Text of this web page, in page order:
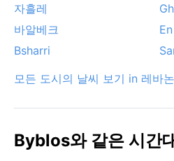
자흘레
바알베크
Bsharri
모든 도시의 날씨 보기 in 레바논
Byblos와 같은 시간